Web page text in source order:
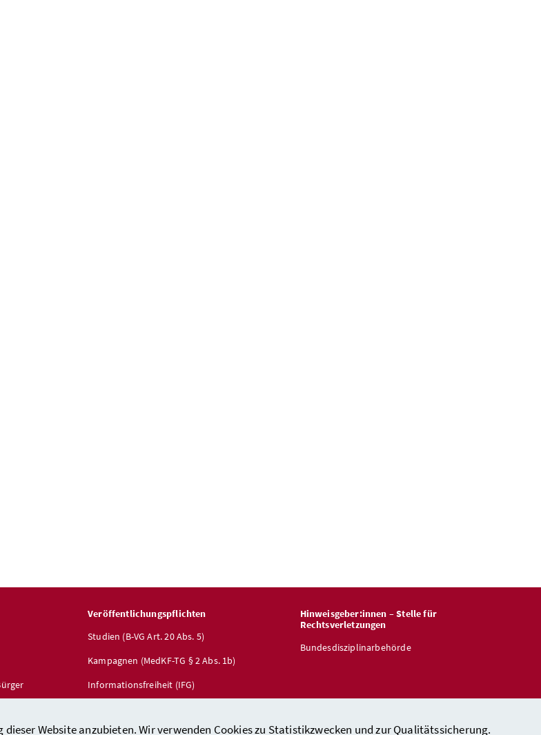
Website anzubieten. Wir verwenden Cookies zu Statistikzwecken und zur Qualitätssicherung.
Veröffentlichungspflichten
Studien (B-VG Art. 20 Abs. 5)
Kampagnen (MedKF-TG § 2 Abs. 1b)
Informationsfreiheit (IFG)
Hinweisgeber:innen – Stelle für
Rechtsverletzungen
Bundesdisziplinarbehörde